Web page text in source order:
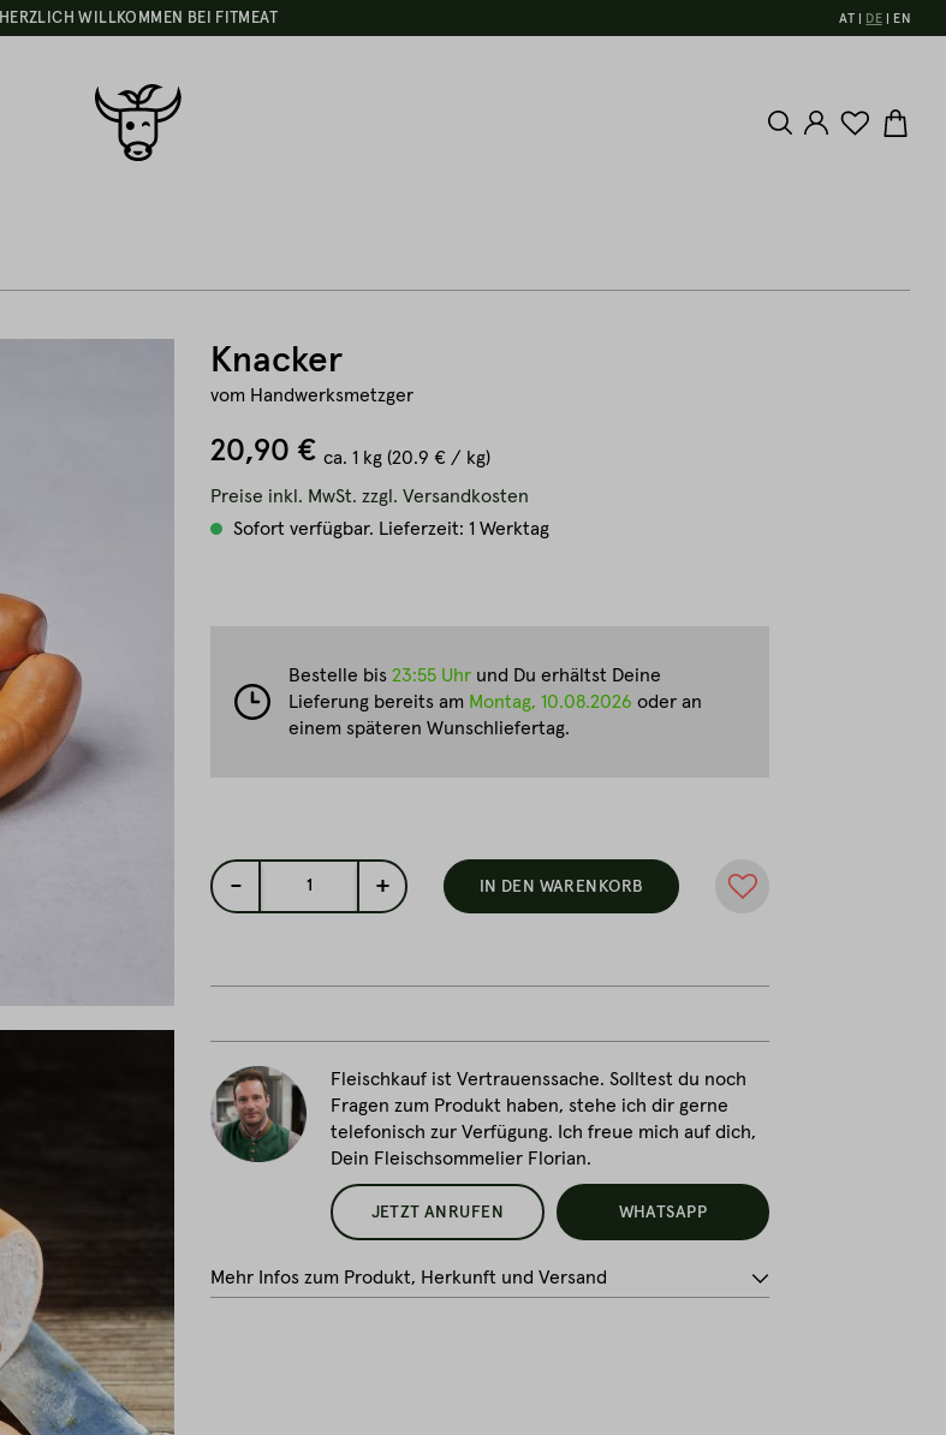
HERZLICH WILLKOMMEN BEI FITMEAT DE
AT EN
Knacker
vom Handwerksmetzger
20,90 € ca. 1 kg (20.9 € / kg)
Preise inkl. MwSt. zzgl. Versandkosten
Sofort verfügbar. Lieferzeit: 1 Werktag
- 1 + IN DEN WARENKORB
Bestelle bis 23:55 Uhr und Du erhältst Deine
Lieferung bereits am Montag, 10.08.2026 oder an
einem späteren Wunschliefertag.
Fleischkauf ist Vertrauenssache. Solltest du noch
Fragen zum Produkt haben, stehe ich dir gerne
telefonisch zur Verfügung. Ich freue mich auf dich,
Dein Fleischsommelier Florian.
JETZT ANRUFEN WHATSAPP
Mehr Infos zum Produkt, Herkunft und Versand